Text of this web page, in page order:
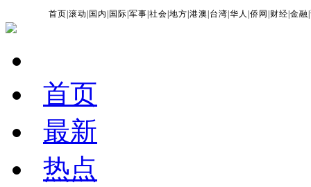
首页 |滚动 国内 国际 |军事 |社会 |地方 |港澳 台湾 |华人 |侨网 财经 |金融 |
首页
最新
热点